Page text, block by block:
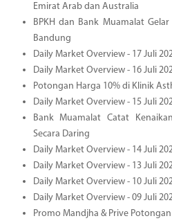
Emirat Arab dan Australia
BPKH dan Bank Muamalat
Bandung
Daily Market Overview - 17 Juli
Daily Market Overview - 16 Juli
Potongan Harga 10% di Klinik
Daily Market Overview - 15 Juli
Bank Muamalat Catat
Secara Daring
Daily Market Overview - 14 Juli
Daily Market Overview - 13 Juli
Daily Market Overview - 10 Juli
Daily Market Overview - 09 Juli
Promo Mandjha & Prive Potongan